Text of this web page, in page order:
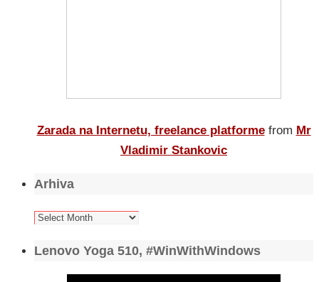
Zarada na Internetu, freelance platforme from Mr
Vladimir Stankovic
Arhiva
Arhiva
Lenovo Yoga 510, #WinWithWindows